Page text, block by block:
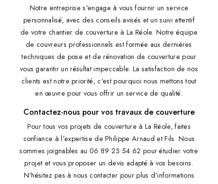
Notre entreprise s'engage à vous fournir un service
personnalisé, avec des conseils avisés et un suivi attentif
de votre chantier de couverture à La Réole. Notre équipe
de couvreurs professionnels est formée aux dernières
techniques de pose et de rénovation de couverture pour
vous garantir un résultat impeccable. La satisfaction de nos
clients est notre priorité, c'est pourquoi nous mettons tout
en œuvre pour vous offrir un service de qualité.
Contactez-nous pour vos travaux de couverture
Pour tous vos projets de couverture à La Réole, faites
confiance à l'expertise de Philippe Arnaud et Fils. Nous
sommes joignables au 06 89 23 54 62 pour étudier votre
projet et vous proposer un devis adapté à vos besoins.
N'hésitez pas à nous contacter pour plus d'informations